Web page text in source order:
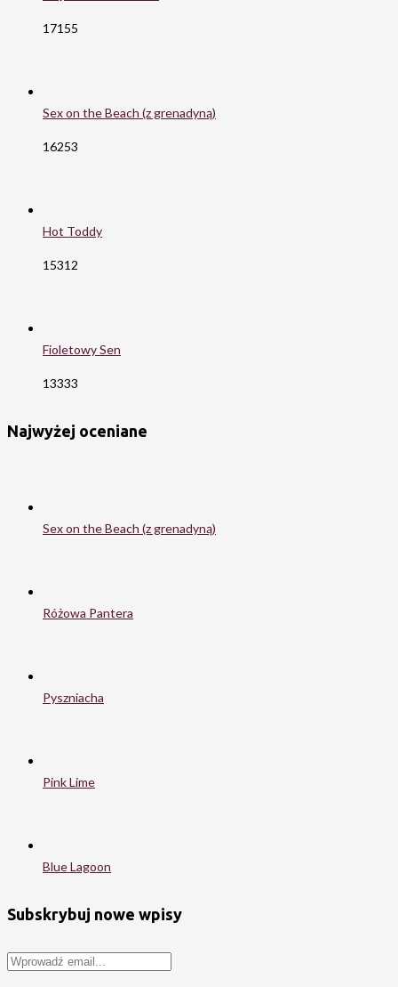
17155
Sex on the Beach (z grenadyną)
16253
Hot Toddy
15312
Fioletowy Sen
13333
Najwyżej oceniane
Sex on the Beach (z grenadyną)
Różowa Pantera
Pyszniacha
Pink Lime
Blue Lagoon
Subskrybuj nowe wpisy